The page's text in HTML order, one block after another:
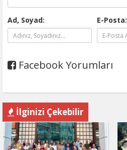
Ad, Soyad: E-Posta:
Facebook Yorumları
İlginizi Çekebilir